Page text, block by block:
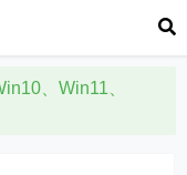
、Win11、